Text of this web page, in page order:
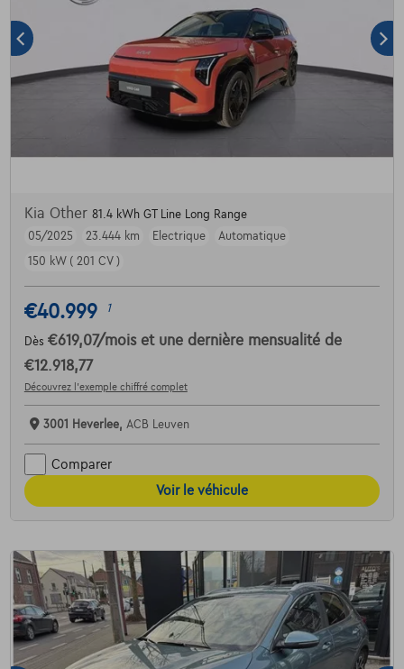
Kia Other 81.4 kWh GT Line Long Range
05/2025
23.444 km Electrique
Automatique
150 kW ( 201 CV )
€40.999 1
Dès €619,07/mois et une dernière mensualité de
€12.918,77
Découvrez l’exemple chiffré complet
3001 Heverlee, ACB Leuven
Comparer
Voir le véhicule